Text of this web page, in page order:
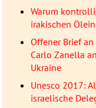
Warum
irakischen
Offener Brief
Carlo Zanella
Ukraine
Unesco 2017:
israelische